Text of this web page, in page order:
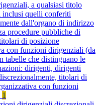
a qualsiasi titolo
quelli conferiti
dall'organo di indirizzo
procedure pubbliche di
di posizione
con funzioni dirigenziali (da
tabelle che distinguano le
dirigenti, dirigenti
titolari di
con funzioni
1